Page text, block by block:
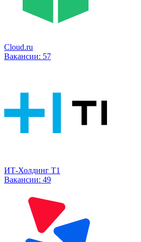
Cloud.ru
Вакансии: 57
ИТ-Холдинг Т1
Вакансии: 49